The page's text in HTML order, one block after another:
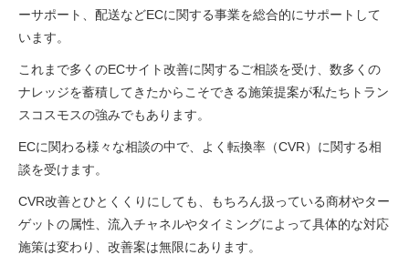
ーサポート、配送などECに関する事業を総合的にサポートして
います。
これまで多くのECサイト改善に関するご相談を受け、数多くの
ナレッジを蓄積してきたからこそできる施策提案が私たちトラン
スコスモスの強みでもあります。
ECに関わる様々な相談の中で、よく転換率（CVR）に関する相
談を受けます。
CVR改善とひとくくりにしても、もちろん扱っている商材やター
ゲットの属性、流入チャネルやタイミングによって具体的な対応
施策は変わり、改善案は無限にあります。